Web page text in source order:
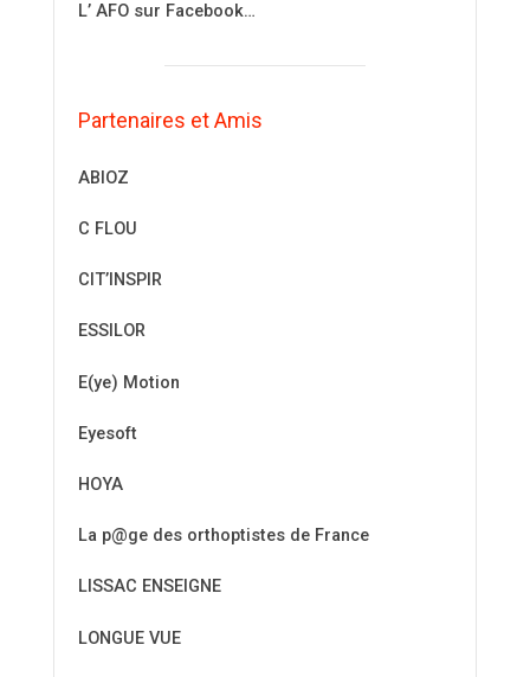
L’ AFO sur Facebook…
Partenaires et Amis
ABIOZ
C FLOU
CIT’INSPIR
ESSILOR
E(ye) Motion
Eyesoft
HOYA
La p@ge des orthoptistes de France
LISSAC ENSEIGNE
LONGUE VUE